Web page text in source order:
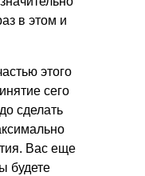
в этом и
этого
сего
сделать
Вас еще
будете